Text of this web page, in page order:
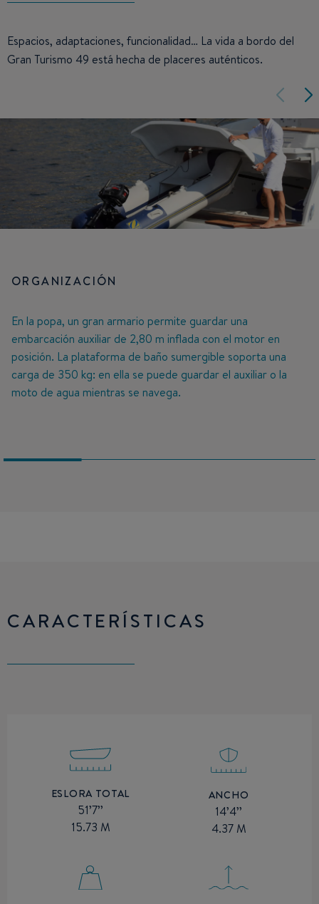
Espacios, adaptaciones, funcionalidad… La vida a bordo del
Gran Turismo 49 está hecha de placeres auténticos.
ORGANIZACIÓN
En la popa, un gran armario permite guardar una
embarcación auxiliar de 2,80 m inflada con el motor en
posición. La plataforma de baño sumergible soporta una
carga de 350 kg: en ella se puede guardar el auxiliar o la
moto de agua mientras se navega.
CARACTERÍSTICAS
ESLORA TOTAL
51’7’’
15.73 M
ANCHO
14’4’’
4.37 M